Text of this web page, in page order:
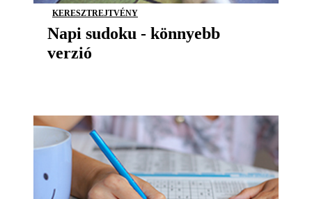
KERESZTREJTVÉNY
Napi sudoku - könnyebb
verzió